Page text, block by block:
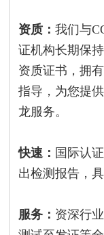
资质：我们与
证机构长期保
资质证书，拥
指导，为您提
龙服务。
快速： 国际认
出检测报告，
服务： 资深行